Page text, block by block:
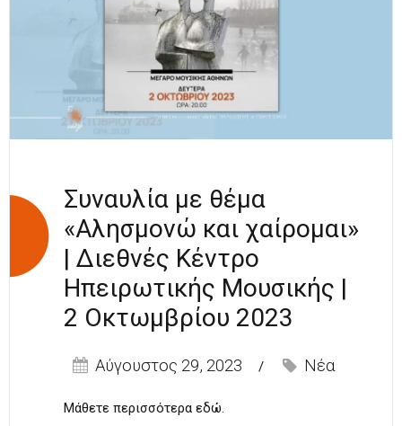
Συναυλία με θέμα
«Αλησμονώ και χαίρομαι»
| Διεθνές Κέντρο
Ηπειρωτικής Μουσικής |
2 Οκτωμβρίου 2023
Αύγουστος 29, 2023 Νέα
Μάθετε περισσότερα εδώ.